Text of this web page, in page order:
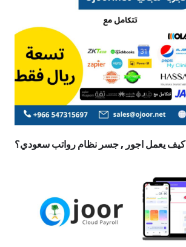
كيف يعمل اجور , جسر نظام رواتب سعودي؟